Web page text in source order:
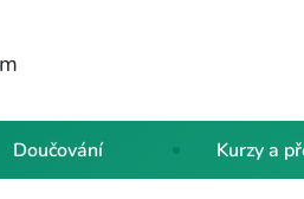
Doučování Kurzy a